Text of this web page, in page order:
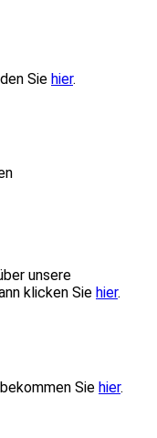
Sie hier.
unsere
klicken Sie hier.
Sie hier.